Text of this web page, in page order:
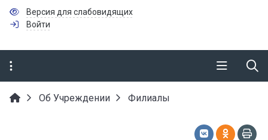
Версия для слабовидящих
Войти
Об Учреждении Филиалы